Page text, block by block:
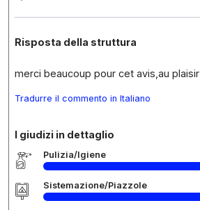
Risposta della struttura
merci beaucoup pour cet avis,au plaisir
Tradurre il commento in Italiano
I giudizi in dettaglio
Pulizia/Igiene
Sistemazione/Piazzole